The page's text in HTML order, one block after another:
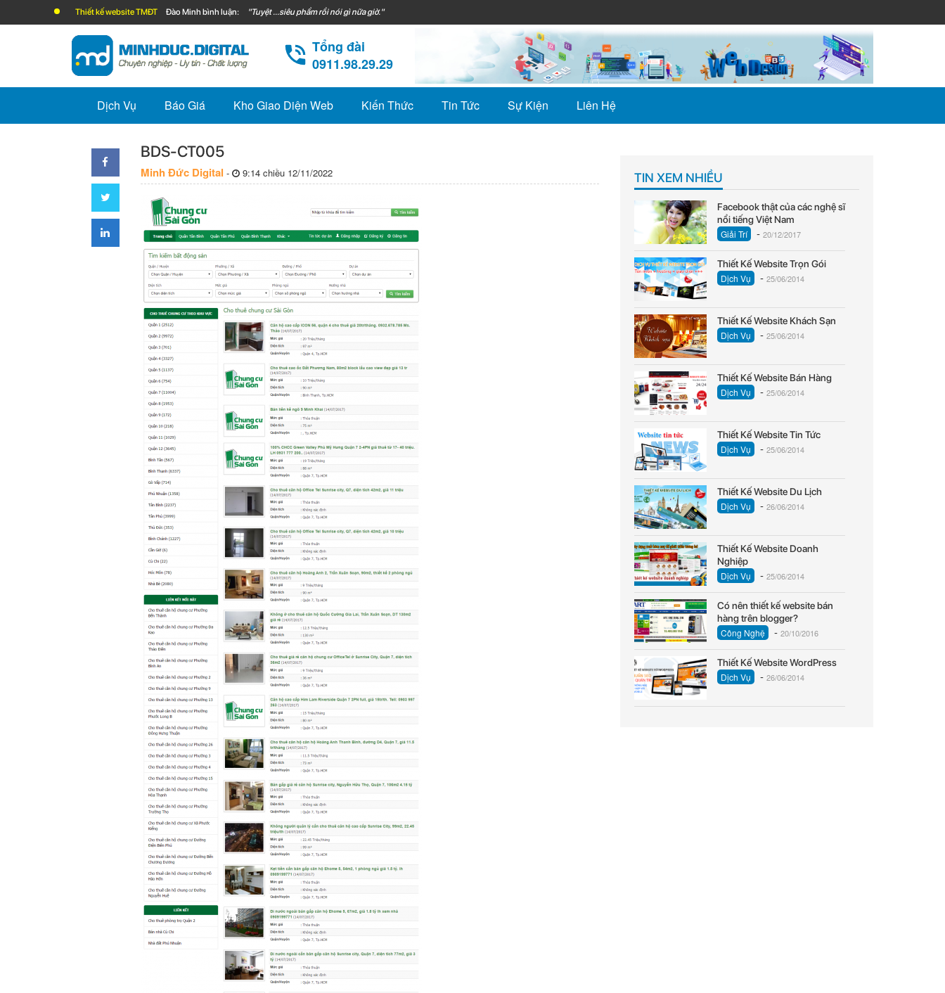
Thiết kế website TMĐT Đào Minh bình luận: "Tuyệt ...siêu phẩm rồi nói gì nữa giờ."
Tổng đài
0911.98.29.29
Dịch Vụ Báo Giá Kho Giao Diện Web Kiến Thức Tin Tức Sự Kiện Liên Hệ
BDS-CT005
Minh Đức Digital - 9:14 chiều 12/11/2022 TIN XEM NHIỀU
Facebook thật của các nghệ sĩ
nổi tiếng Việt Nam
Giải Trí - 20/12/2017
Thiết Kế Website Trọn Gói
Dịch Vụ - 25/06/2014
Thiết Kế Website Khách Sạn
Dịch Vụ - 25/06/2014
Thiết Kế Website Bán Hàng
Dịch Vụ - 25/06/2014
Thiết Kế Website Tin Tức
Dịch Vụ - 25/06/2014
Thiết Kế Website Du Lịch
Dịch Vụ - 26/06/2014
Thiết Kế Website Doanh
Nghiệp
Dịch Vụ - 25/06/2014
Có nên thiết kế website bán
hàng trên blogger?
Công Nghệ - 20/10/2016
Thiết Kế Website WordPress
Dịch Vụ - 26/06/2014